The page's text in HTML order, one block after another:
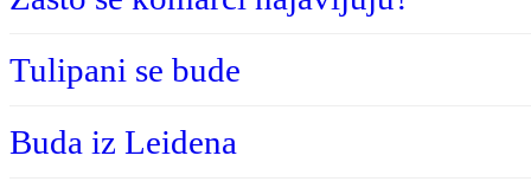
Tulipani se bude
Buda iz Leidena